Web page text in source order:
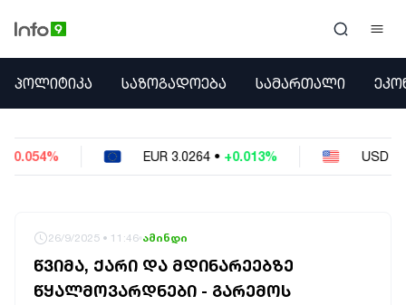
ᲞᲝᲚᲘᲢᲘᲙᲐ
ᲔᲙᲝᲜᲝᲛᲘᲙᲐ
ᲣᲪᲮᲝᲔᲗᲘ
ᲐᲛᲘᲜᲓᲘ
ᲡᲐᲛᲮᲔᲓᲠᲝ
ᲞᲝᲚᲘᲢᲘᲙᲐ ᲡᲐᲖᲝᲒᲐᲓᲝᲔᲑᲐ ᲡᲐᲛᲐᲠᲗᲐᲚᲘ
3.0264 +0.013% USD 2.6223 -0.023%
26/9/2025 • 11:46 ამინდი
ᲬᲕᲘᲛᲐ, ᲥᲐᲠᲘ ᲓᲐ ᲛᲓᲘᲜᲐᲠᲔᲔᲑᲖᲔ
ᲬᲧᲐᲚᲛᲝᲕᲐᲠᲓᲜᲔᲑᲘ - ᲒᲐᲠᲔᲛᲝᲡ